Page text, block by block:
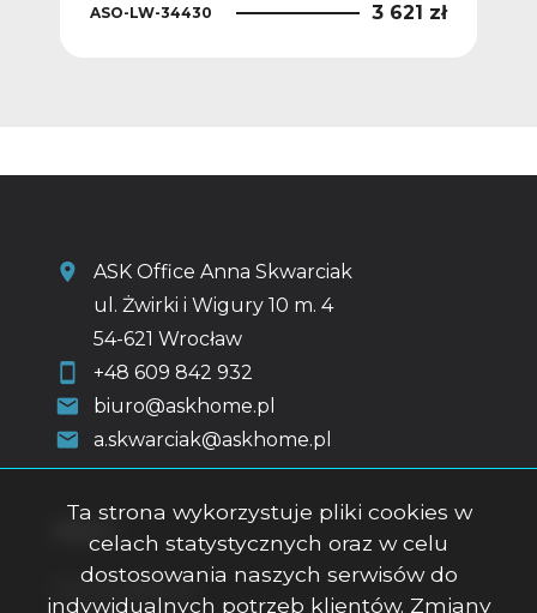
ASO-LW-34430 3 621 zł
ASK Office Anna Skwarciak
ul. Żwirki i Wigury 10 m. 4
54-621 Wrocław
+48 609 842 932
biuro@askhome.pl
a.skwarciak@askhome.pl
Strona główna
Ta strona wykorzystuje pliki cookies w
celach statystycznych oraz w celu
dostosowania naszych serwisów do
indywidualnych potrzeb klientów. Zmiany